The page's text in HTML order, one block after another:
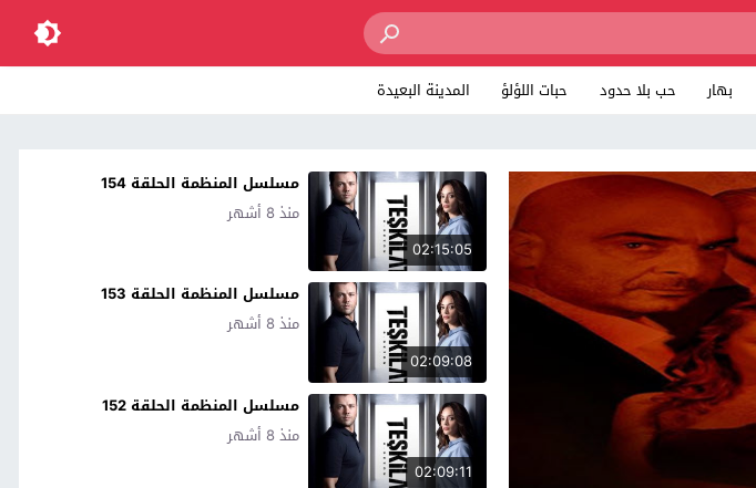
بهار حب بلا حدود حبات اللؤلؤ المدينة البعيدة
02:15:05
مسلسل المنظمة الحلقة 154
منذ 8 أشهر
02:09:08
مسلسل المنظمة الحلقة 153
منذ 8 أشهر
02:09:11
مسلسل المنظمة الحلقة 152
منذ 8 أشهر